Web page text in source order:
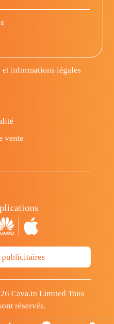
informations légales
vente
publicitaires
Cava.tn Limited Tous
réservés.